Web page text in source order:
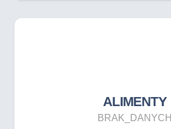
ALIMENTY
BRAK_DANYCH